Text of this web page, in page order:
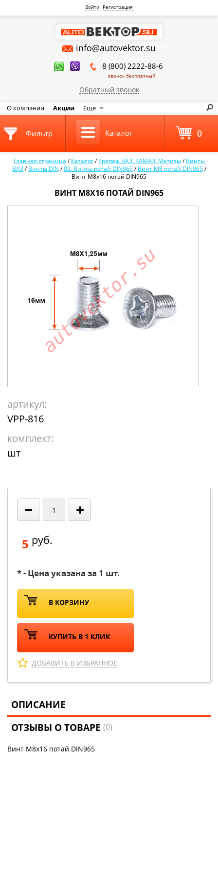
Войти Регистрация
info@autovektor.su
8 (800) 2222-88-6
звонок бесплатный
Обратный звонок
О компании Акции Еще
Главная страница /Каталог /Крепеж ВАЗ, КАМАЗ, Метизы /Винты
ВАЗ /Винты DIN /02. Винты потай DIN965 /Винт М8 потай DIN965 /
Винт М8х16 потай DIN965
ВИНТ М8Х16 ПОТАЙ DIN965
артикул:
VPP-816
комплект:
шт
− +
5 руб.
* - Цена указана за 1 шт.
В КОРЗИНУ
КУПИТЬ В 1 КЛИК
ДОБАВИТЬ В ИЗБРАННОЕ
ОПИСАНИЕ
ОТЗЫВЫ О ТОВАРЕ(0)
Винт М8х16 потай DIN965
Фильтр Каталог 0